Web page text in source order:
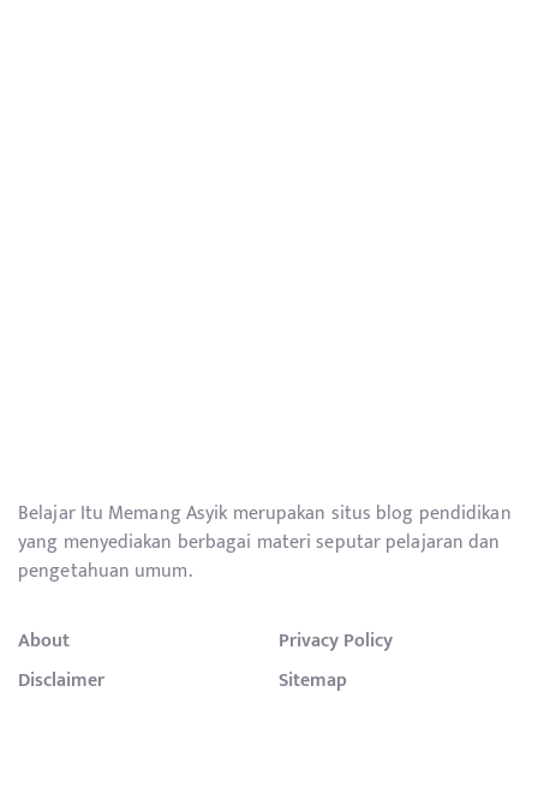
Belajar Itu Memang Asyik merupakan situs blog pendidikan
yang menyediakan berbagai materi seputar pelajaran dan
pengetahuan umum.
About
Privacy Policy
Disclaimer
Sitemap